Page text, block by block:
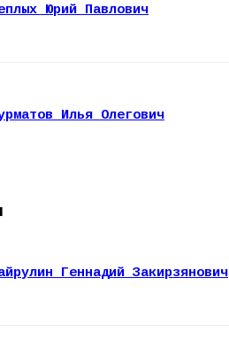
Юрий Павлович
Илья Олегович
Геннадий Закирзянович